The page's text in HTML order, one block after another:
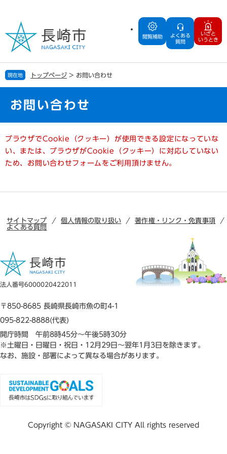
の
で
す
ー
ば
し
へ
閲覧補助
よくある
質問
いざと
いうとき
現在地 トップページ > お問い合わせ
お問い合わせ
本
文
ブラウザでCookie（クッキー）が使用できる設定になっていな
い、または、ブラウザがCookie（クッキー）に対応していない
ため、お問い合わせフォームをご利用頂けません。
サイトマップ 個人情報の取り扱い
著作権・リンク・免責事項
よくある質問
法人番号6000020422011
〒850-8685 長崎県長崎市魚の町4-1
095-822-8888(代表)
開庁時間 午前8時45分～午後5時30分
※土曜日・日曜日・祝日・12月29日～翌年1月3日を除きます。
なお、施設・部署によって異なる場合があります。
Copyright © NAGASAKI CITY All rights reserved